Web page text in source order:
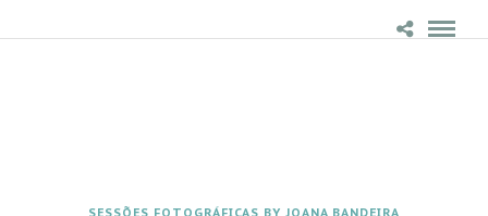
SESSÕES FOTOGRÁFICAS BY JOANA BANDEIRA